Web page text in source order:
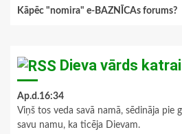
Kāpēc "nomira" e-BAZNĪCAs forums?
Dieva vārds
Ap.d.16:34
Viņš tos veda savā namā, sēdināja pie
savu namu, ka ticēja Dievam.